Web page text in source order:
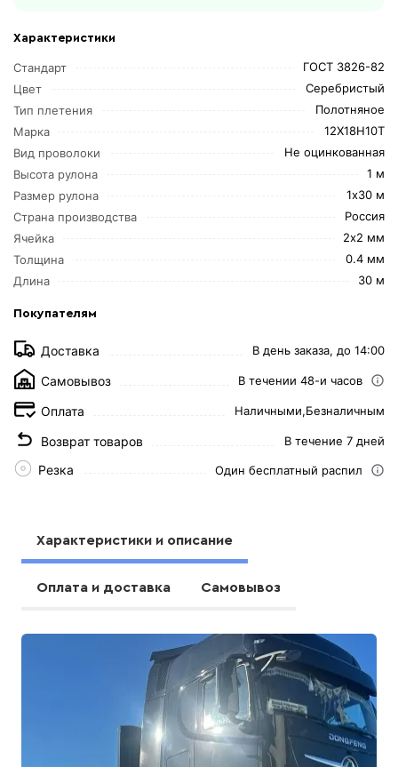
Характеристики
Стандарт
ГОСТ 3826-82
Цвет
Серебристый
Тип плетения
Полотняное
Марка
12Х18Н10Т
Вид проволоки
Не оцинкованная
Высота рулона
1 м
Размер рулона
1х30 м
Страна производства
Россия
Ячейка
2х2 мм
Толщина
0.4 мм
Длина
30 м
Покупателям
Доставка В день заказа, до 14:00
Самовывоз В течении 48-и часов
Оплата Наличными,Безналичным
Возврат товаров В течение 7 дней
Резка Один бесплатный распил
Характеристики и описание
Оплата и доставка Самовывоз